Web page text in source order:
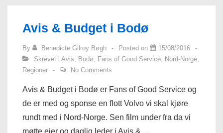
Avis & Budget i Bodø
By Benedicte Gilroy Bøgh Posted on
15/08/2016
Skrevet i Avis, Bodø, Fans of Good Service, Nord-Norge,
Regioner
No Comments
Avis & Budget i Bodø er Fans of Good Service og
de er med og sponse en flott Volvo vi skal kjøre
rundt med i Nord-Norge. Sen film under fra da vi
møtte eier og daglig leder i Avis & …